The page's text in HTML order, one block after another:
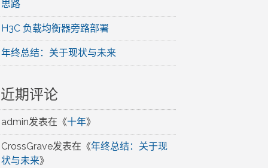
思路
H3C 负载均衡器旁路部署
年终总结：关于现状与未来
近期评论
admin发表在《十年》
CrossGrave发表在《年终总结：关于现
状与未来》